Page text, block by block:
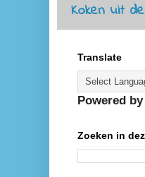
Koken uit
Translate
Powered by
Zoeken in